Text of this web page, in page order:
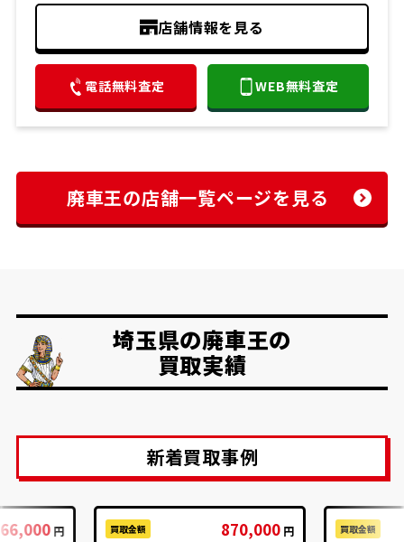
店舗情報を見る
電話無料査定 WEB無料査定
廃車王の店舗一覧ページを見る
埼玉県の廃車王の
買取実績
新着買取事例
円 買取金額 870,000 円 買取金額